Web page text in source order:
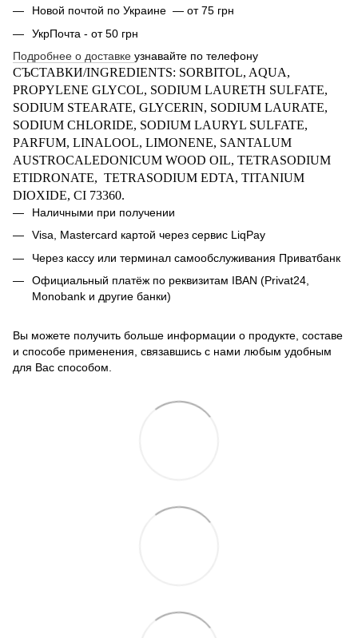
Новой почтой по Украине — от 75 грн
УкрПочта - от 50 грн
Подробнее о доставке узнавайте по телефону
СЪСТАВКИ/INGREDIENTS: SORBITOL, AQUA,
PROPYLENE GLYCOL, SODIUM LAURETH SULFATE,
SODIUM STEARATE, GLYCERIN, SODIUM LAURATE,
SODIUM CHLORIDE, SODIUM LAURYL SULFATE,
PARFUM, LINALOOL, LIMONENE, SANTALUM
AUSTROCALEDONICUM WOOD OIL, TETRASODIUM
ETIDRONATE, TETRASODIUM EDTA, TITANIUM
DIOXIDE, CI 73360.
Наличными при получении
Visa, Mastercard картой через сервис LiqPay
Через кассу или терминал самообслуживания Приватбанк
Официальный платёж по реквизитам IBAN (Privat24,
Monobank и другие банки)
Вы можете получить больше информации о продукте, составе
и способе применения, связавшись с нами любым удобным
для Вас способом.